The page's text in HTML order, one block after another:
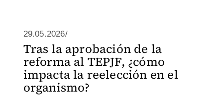
29.05.2026/
Tras la aprobación de la
reforma al TEPJF, ¿cómo
impacta la reelección en el
organismo?